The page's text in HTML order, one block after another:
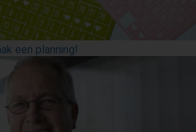
een planning!